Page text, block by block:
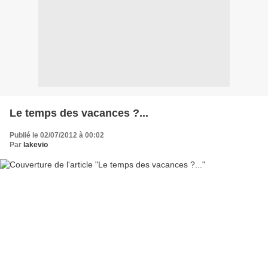
Le temps des vacances ?...
Publié le 02/07/2012 à 00:02
Par lakevio